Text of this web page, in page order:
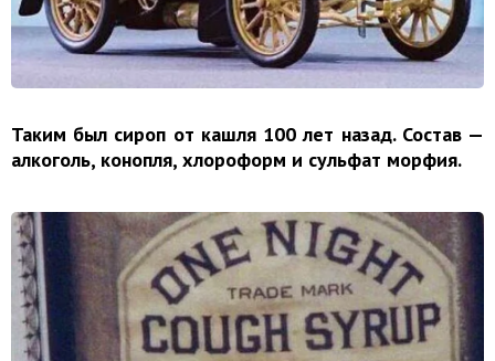
Таким был сироп от кашля 100 лет назад. Состав —
алкоголь, конопля, хлороформ и сульфат морфия.